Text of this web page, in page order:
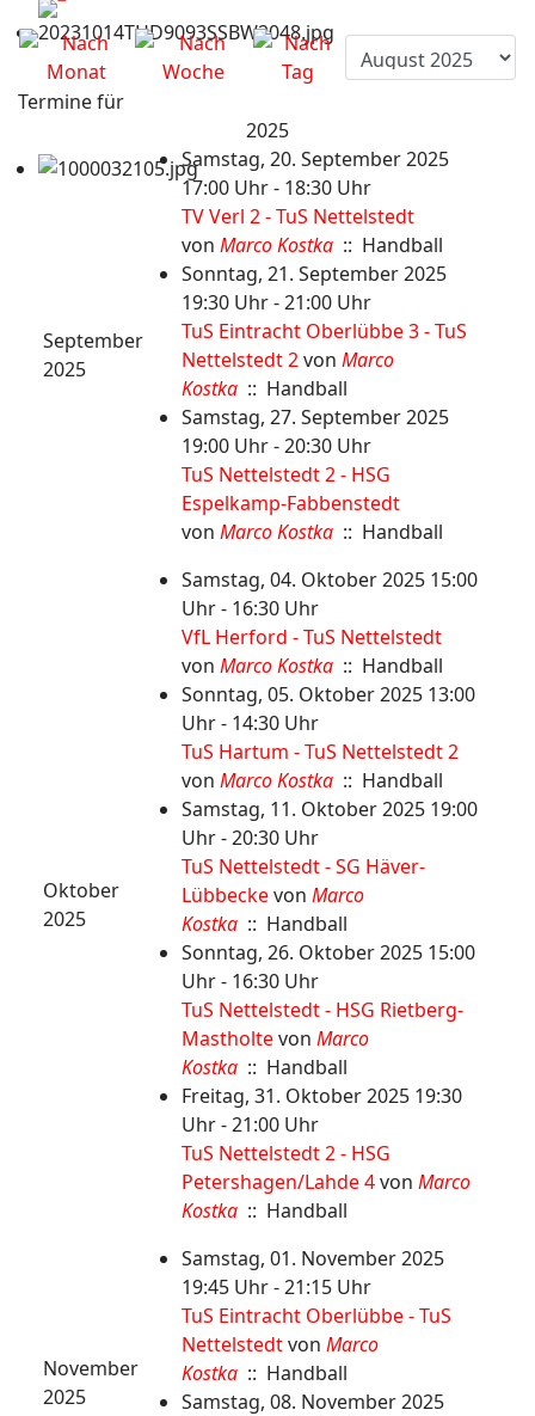
Termine für
2025
September
2025
Samstag, 20. September 2025
17:00 Uhr - 18:30 Uhr
TV Verl 2 - TuS Nettelstedt
von Marco Kostka :: Handball
Sonntag, 21. September 2025
19:30 Uhr - 21:00 Uhr
TuS Eintracht Oberlübbe 3 - TuS
Nettelstedt 2von Marco
Kostka :: Handball
Samstag, 27. September 2025
19:00 Uhr - 20:30 Uhr
TuS Nettelstedt 2 - HSG
Espelkamp-Fabbenstedt
von Marco Kostka :: Handball
Oktober
2025
Samstag, 04. Oktober 2025 15:00
Uhr - 16:30 Uhr
VfL Herford - TuS Nettelstedt
von Marco Kostka :: Handball
Sonntag, 05. Oktober 2025 13:00
Uhr - 14:30 Uhr
TuS Hartum - TuS Nettelstedt 2
von Marco Kostka :: Handball
Samstag, 11. Oktober 2025 19:00
Uhr - 20:30 Uhr
TuS Nettelstedt - SG Häver-
Lübbeckevon Marco
Kostka :: Handball
Sonntag, 26. Oktober 2025 15:00
Uhr - 16:30 Uhr
TuS Nettelstedt - HSG Rietberg-
Mastholtevon Marco
Kostka :: Handball
Freitag, 31. Oktober 2025 19:30
Uhr - 21:00 Uhr
TuS Nettelstedt 2 - HSG
Petershagen/Lahde 4von Marco
Kostka :: Handball
November
2025
Samstag, 01. November 2025
19:45 Uhr - 21:15 Uhr
TuS Eintracht Oberlübbe - TuS
Nettelstedtvon Marco
Kostka :: Handball
Samstag, 08. November 2025